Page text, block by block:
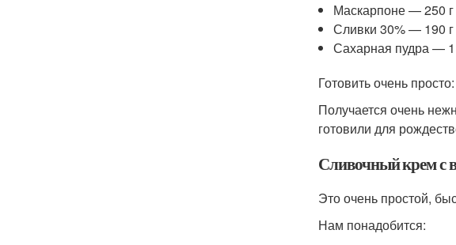
Маскарпоне — 250 г
Сливки 30% — 190 г
Сахарная пудра — 1
Готовить очень
Получается очень
готовили для
Сливочный крем с
Это очень простой,
Нам понадобится: